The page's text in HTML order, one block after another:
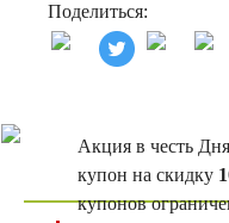
Поделиться:
Акция в честь
купон на скидку
купонов